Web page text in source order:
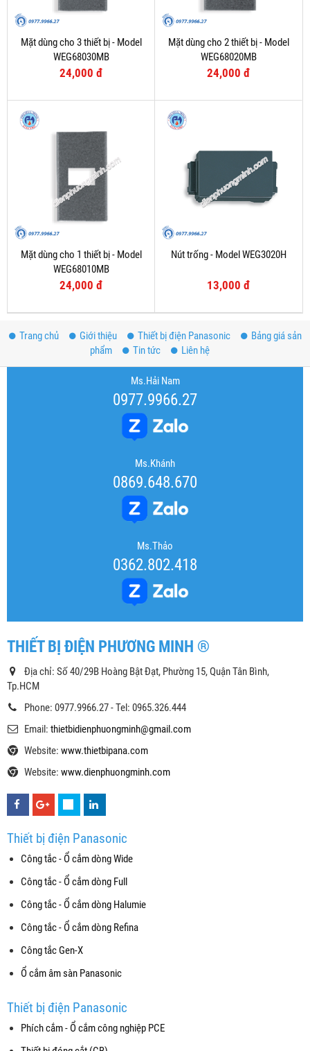
Mặt dùng cho 3 thiết bị - Model
WEG68030MB
24,000 đ
Mặt dùng cho 2 thiết bị - Model
WEG68020MB
24,000 đ
Mặt dùng cho 1 thiết bị - Model
WEG68010MB
24,000 đ
Nút trống - Model WEG3020H
13,000 đ
Trang chủ Giới thiệu Thiết bị điện Panasonic
Bảng giá sản
phẩm
Tin tức Liên hệ
Ms.Hải Nam
0977.9966.27
Ms.Khánh
0869.648.670
Ms.Thảo
0362.802.418
THIẾT BỊ ĐIỆN PHƯƠNG MINH ®
Địa chỉ: Số 40/29B Hoàng Bật Đạt, Phường 15, Quận Tân Bình,
Tp.HCM
Phone: 0977.9966.27 - Tel: 0965.326.444
Email: thietbidienphuongminh@gmail.com
Website: www.thietbipana.com
Website: www.dienphuongminh.com
Thiết bị điện Panasonic
Công tắc - Ổ cắm dòng Wide
Công tắc - Ổ cắm dòng Full
Công tắc - Ổ cắm dòng Halumie
Công tắc - Ổ cắm dòng Refina
Công tắc Gen-X
Ổ cắm âm sàn Panasonic
Thiết bị điện Panasonic
Phích cắm - Ổ cắm công nghiệp PCE